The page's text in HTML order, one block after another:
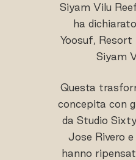
Siyam Vilu
ha
Yoosuf, Resort
Siyam
Questa
concepita con
da Studio
Jose Rivero
hanno